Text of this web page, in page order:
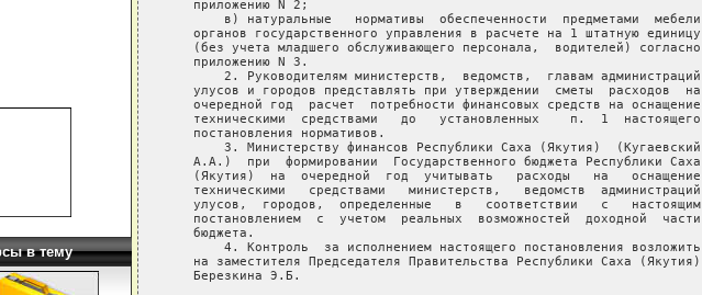
в тему
   приложению N 2;
       в) натуральные   нормативы  обеспеченности  предметами  мебели
   органов государственного управления в расчете на 1 штатную единицу
   (без учета младшего обслуживающего персонала,  водителей) согласно
   приложению N 3.
       2. Руководителям министерств,  ведомств,  главам администраций
   улусов и городов представлять при утверждении  сметы  расходов  на
   очередной год  расчет  потребности финансовых средств на оснащение
   техническими  средствами   до   установленных    п.  1  настоящего
   постановления нормативов.
       3. Министерству финансов Республики Саха (Якутия)  (Кугаевский
   А.А.)  при  формировании  Государственного бюджета Республики Саха
   (Якутия)  на  очередной  год  учитывать   расходы   на   оснащение
   техническими   средствами   министерств,   ведомств  администраций
   улусов,  городов,  определенные   в   соответствии   с   настоящим
   постановлением  с  учетом  реальных  возможностей  доходной  части
   бюджета.
       4. Контроль  за исполнением настоящего постановления возложить
   на заместителя Председателя Правительства Республики Саха (Якутия)
   Березкина Э.Б.